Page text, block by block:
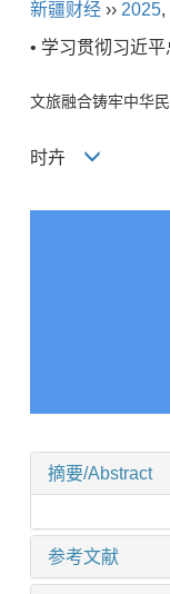
新疆财经 ›› 2025,
• 学习贯彻习近
文旅融合铸牢中华
时卉
摘要/Abstract
参考文献